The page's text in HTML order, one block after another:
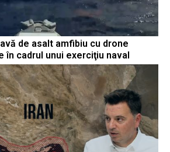
de asalt amfibiu cu drone
în cadrul unui exerciţiu naval